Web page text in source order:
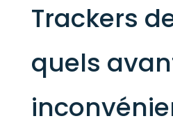
Trackers
quels